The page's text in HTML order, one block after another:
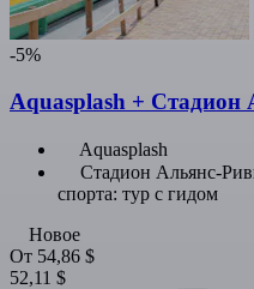
-5%
Aquasplash + Стадион
Aquasplash
Стадион Альянс-
спорта: тур с гидом
Новое
От 54,86 $
52,11 $